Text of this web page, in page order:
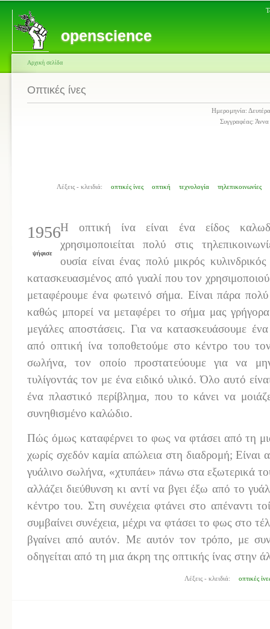
openscience
Αρχική σελίδα
Οπτικές ίνες
Ημερομηνία:
Συγγραφέας:
Λέξεις - κλειδιά: οπτικές ίνες οπτική τεχνολογία τηλεπικοινωνίες
1956
ψήφισε
Η οπτική ίνα είναι ένα είδος
χρησιμοποιείται πολύ στις
ουσία είναι ένας πολύ μικρός
κατασκευασμένος από γυαλί που τον
μεταφέρουμε ένα φωτεινό σήμα. Είναι πάρα πολύ
καθώς μπορεί να μεταφέρει το σήμα μας
μεγάλες αποστάσεις. Για να κατασκευάσουμε
από οπτική ίνα τοποθετούμε στο κέντρο του
σωλήνα, τον οποίο προστατεύουμε για να
τυλίγοντάς τον με ένα ειδικό υλικό. Όλο αυτό
ένα πλαστικό περίβλημα, που το κάνει να
συνηθισμένο καλώδιο.
Πώς όμως καταφέρνει το φως να φτάσει από τη
χωρίς σχεδόν καμία απώλεια στη διαδρομή;
γυάλινο σωλήνα, «χτυπάει» πάνω στα εξωτερικά
αλλάζει διεύθυνση κι αντί να βγει έξω από το
κέντρο του. Στη συνέχεια φτάνει στο απέναντι
συμβαίνει συνέχεια, μέχρι να φτάσει το φως στο
βγαίνει από αυτόν. Με αυτόν τον τρόπο, με
οδηγείται από τη μια άκρη της οπτικής ίνας στην
Λέξεις - κλειδιά: οπτικές